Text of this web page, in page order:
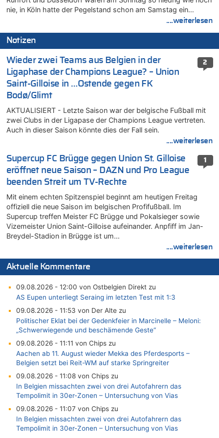
nie, in Köln hatte der Pegelstand schon am Samstag ein…
....weiterlesen
Notizen
2
Wieder zwei Teams aus Belgien in der
Ligaphase der Champions League? – Union
Saint-Gilloise in …Ostende gegen FK
Bodø/Glimt
AKTUALISIERT - Letzte Saison war der belgische Fußball mit
zwei Clubs in der Ligapase der Champions League vertreten.
Auch in dieser Saison könnte dies der Fall sein.
....weiterlesen
1
Supercup FC Brügge gegen Union St. Gilloise
eröffnet neue Saison – DAZN und Pro League
beenden Streit um TV-Rechte
Mit einem echten Spitzenspiel beginnt am heutigen Freitag
offiziell die neue Saison im belgischen Profifußball. Im
Supercup treffen Meister FC Brügge und Pokalsieger sowie
Vizemeister Union Saint-Gilloise aufeinander. Anpfiff im Jan-
Breydel-Stadion in Brügge ist um…
....weiterlesen
Aktuelle Kommentare
09.08.2026 - 12:00 von Ostbelgien Direkt zu
AS Eupen unterliegt Seraing im letzten Test mit 1:3
09.08.2026 - 11:53 von Der Alte zu
Politischer Eklat bei der Gedenkfeier in Marcinelle – Meloni:
„Schwerwiegende und beschämende Geste“
09.08.2026 - 11:11 von Chips zu
Aachen ab 11. August wieder Mekka des Pferdesports –
Belgien setzt bei Reit-WM auf starke Springreiter
09.08.2026 - 11:08 von Chips zu
In Belgien missachten zwei von drei Autofahrern das
Tempolimit in 30er-Zonen – Untersuchung von Vias
09.08.2026 - 11:07 von Chips zu
In Belgien missachten zwei von drei Autofahrern das
Tempolimit in 30er-Zonen – Untersuchung von Vias